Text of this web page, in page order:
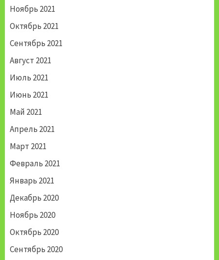
Ноябрь 2021
Октябрь 2021
Сентябрь 2021
Август 2021
Июль 2021
Июнь 2021
Май 2021
Апрель 2021
Март 2021
Февраль 2021
Январь 2021
Декабрь 2020
Ноябрь 2020
Октябрь 2020
Сентябрь 2020